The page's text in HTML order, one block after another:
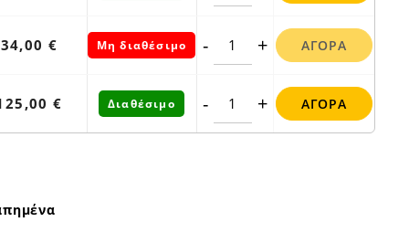
34,00 € Μη διαθέσιμο - + ΑΓΟΡΆ
€ Διαθέσιμο - + ΑΓΟΡΆ